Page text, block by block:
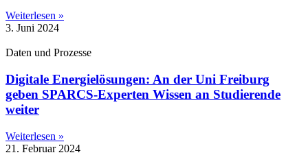
Weiterlesen »
3. Juni 2024
Daten und Prozesse
Digitale Energielösungen: An der Uni Freiburg
geben SPARCS-Experten Wissen an Studierende
weiter
Weiterlesen »
21. Februar 2024